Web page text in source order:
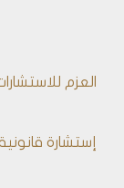
العزم
إستشارة